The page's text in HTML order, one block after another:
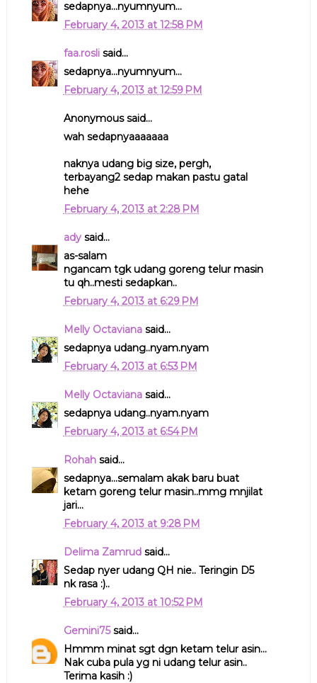
sedapnya...nyumnyum...
February 4, 2013 at 12:58 PM
faa.roslisaid...
sedapnya...nyumnyum...
February 4, 2013 at 12:59 PM
Anonymous said...
wah sedapnyaaaaaaa
naknya udang big size, pergh,
terbayang2 sedap makan pastu gatal
hehe
February 4, 2013 at 2:28 PM
adysaid...
as-salam
ngancam tgk udang goreng telur masin
tu qh..mesti sedapkan..
February 4, 2013 at 6:29 PM
Melly Octavianasaid...
sedapnya udang..nyam.nyam
February 4, 2013 at 6:53 PM
Melly Octavianasaid...
sedapnya udang..nyam.nyam
February 4, 2013 at 6:54 PM
Rohahsaid...
sedapnya...semalam akak baru buat
ketam goreng telur masin..mmg mnjilat
jari...
February 4, 2013 at 9:28 PM
Delima Zamrudsaid...
Sedap nyer udang QH nie.. Teringin D5
nk rasa :)..
February 4, 2013 at 10:52 PM
Gemini75said...
Hmmm minat sgt dgn ketam telur asin...
Nak cuba pula yg ni udang telur asin..
Terima kasih :)